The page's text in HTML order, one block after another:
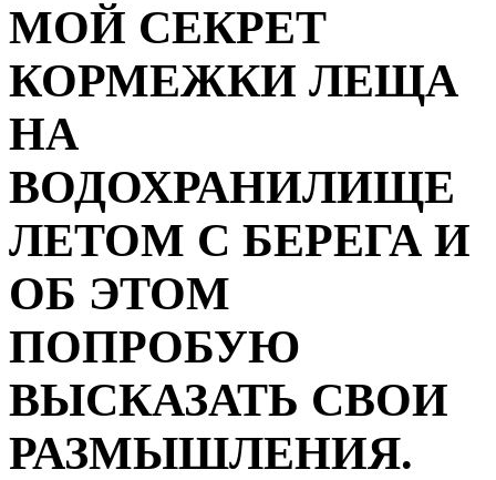
МОЙ СЕКРЕТ
КОРМЕЖКИ ЛЕЩА
НА
ВОДОХРАНИЛИЩЕ
ЛЕТОМ С БЕРЕГА И
ОБ ЭТОМ
ПОПРОБУЮ
ВЫСКАЗАТЬ СВОИ
РАЗМЫШЛЕНИЯ.